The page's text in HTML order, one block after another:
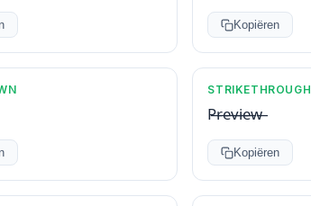
Kopiëren
STRIKETHROUGH
P̶r̶e̶v̶i̶e̶w̶
Kopiëren